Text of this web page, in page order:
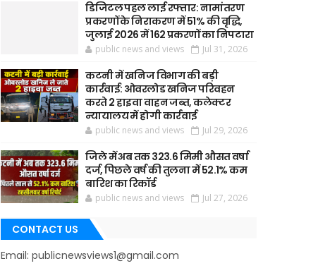
डिजिटल पहल लाई रफ्तार: नामांतरण
प्रकरणों के निराकरण में 51% की वृद्धि,
जुलाई 2026 में 162 प्रकरणों का निपटारा
public news and views Jul 31, 2026
कटनी में खनिज विभाग की बड़ी
कार्रवाई: ओवरलोड खनिज परिवहन
करते 2 हाइवा वाहन जब्त, कलेक्टर
न्यायालय में होगी कार्रवाई
public news and views Jul 29, 2026
जिले में अब तक 323.6 मिमी औसत वर्षा
दर्ज, पिछले वर्ष की तुलना में 52.1% कम
बारिश का रिकॉर्ड
public news and views Jul 27, 2026
CONTACT US
Email: publicnewsviews1@gmail.com